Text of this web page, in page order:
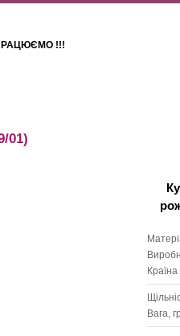
!!!
01)
Вага,